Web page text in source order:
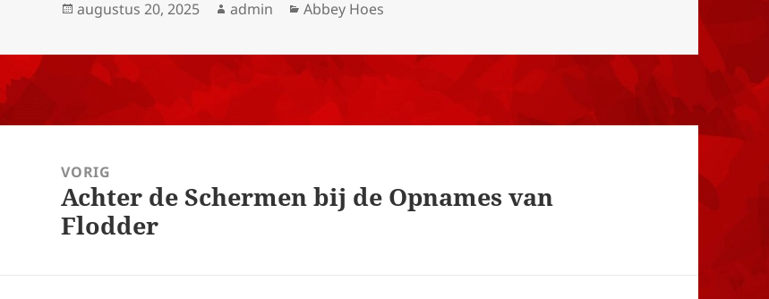
Geplaatst
augustus 20, 2025 Auteur
admin Categorieën
Abbey Hoes
navigatieVORIG
Vorig
bericht:
Achter de Schermen bij de Opnames van
Flodder